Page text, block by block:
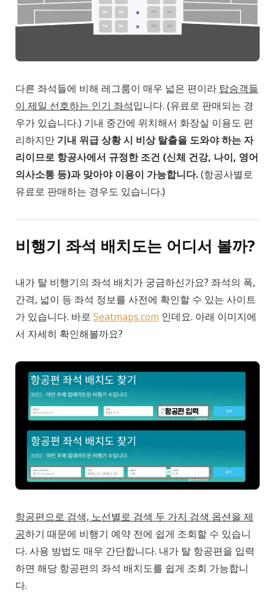
다른 좌석들에 비해 레그룸이 매우 넓은 편이라 탑승객들
이 제일 선호하는 인기 좌석입니다. (유료로 판매되는 경
우가 있습니다.) 기내 중간에 위치해서 화장실 이용도 편
리하지만 기내 위급 상황 시 비상 탈출을 도와야 하는 자
리이므로 항공사에서 규정한 조건 (신체 건강, 나이, 영어
의사소통 등)과 맞아야 이용이 가능합니다.(항공사별로
유료로 판매하는 경우도 있습니다.)
비행기 좌석 배치도는 어디서 볼까?
내가 탈 비행기의 좌석 배치가 궁금하신가요? 좌석의 폭,
간격, 넓이 등 좌석 정보를 사전에 확인할 수 있는 사이트
가 있습니다. 바로 Seatmaps.com 인데요. 아래 이미지에
서 자세히 확인해볼까요?
항공편으로 검색, 노선별로 검색 두 가지 검색 옵션을 제
공하기 때문에 비행기 예약 전에 쉽게 조회할 수 있습니
다. 사용 방법도 매우 간단합니다. 내가 탈 항공편을 입력
하면 해당 항공편의 좌석 배치도를 쉽게 조회 가능합니
다.